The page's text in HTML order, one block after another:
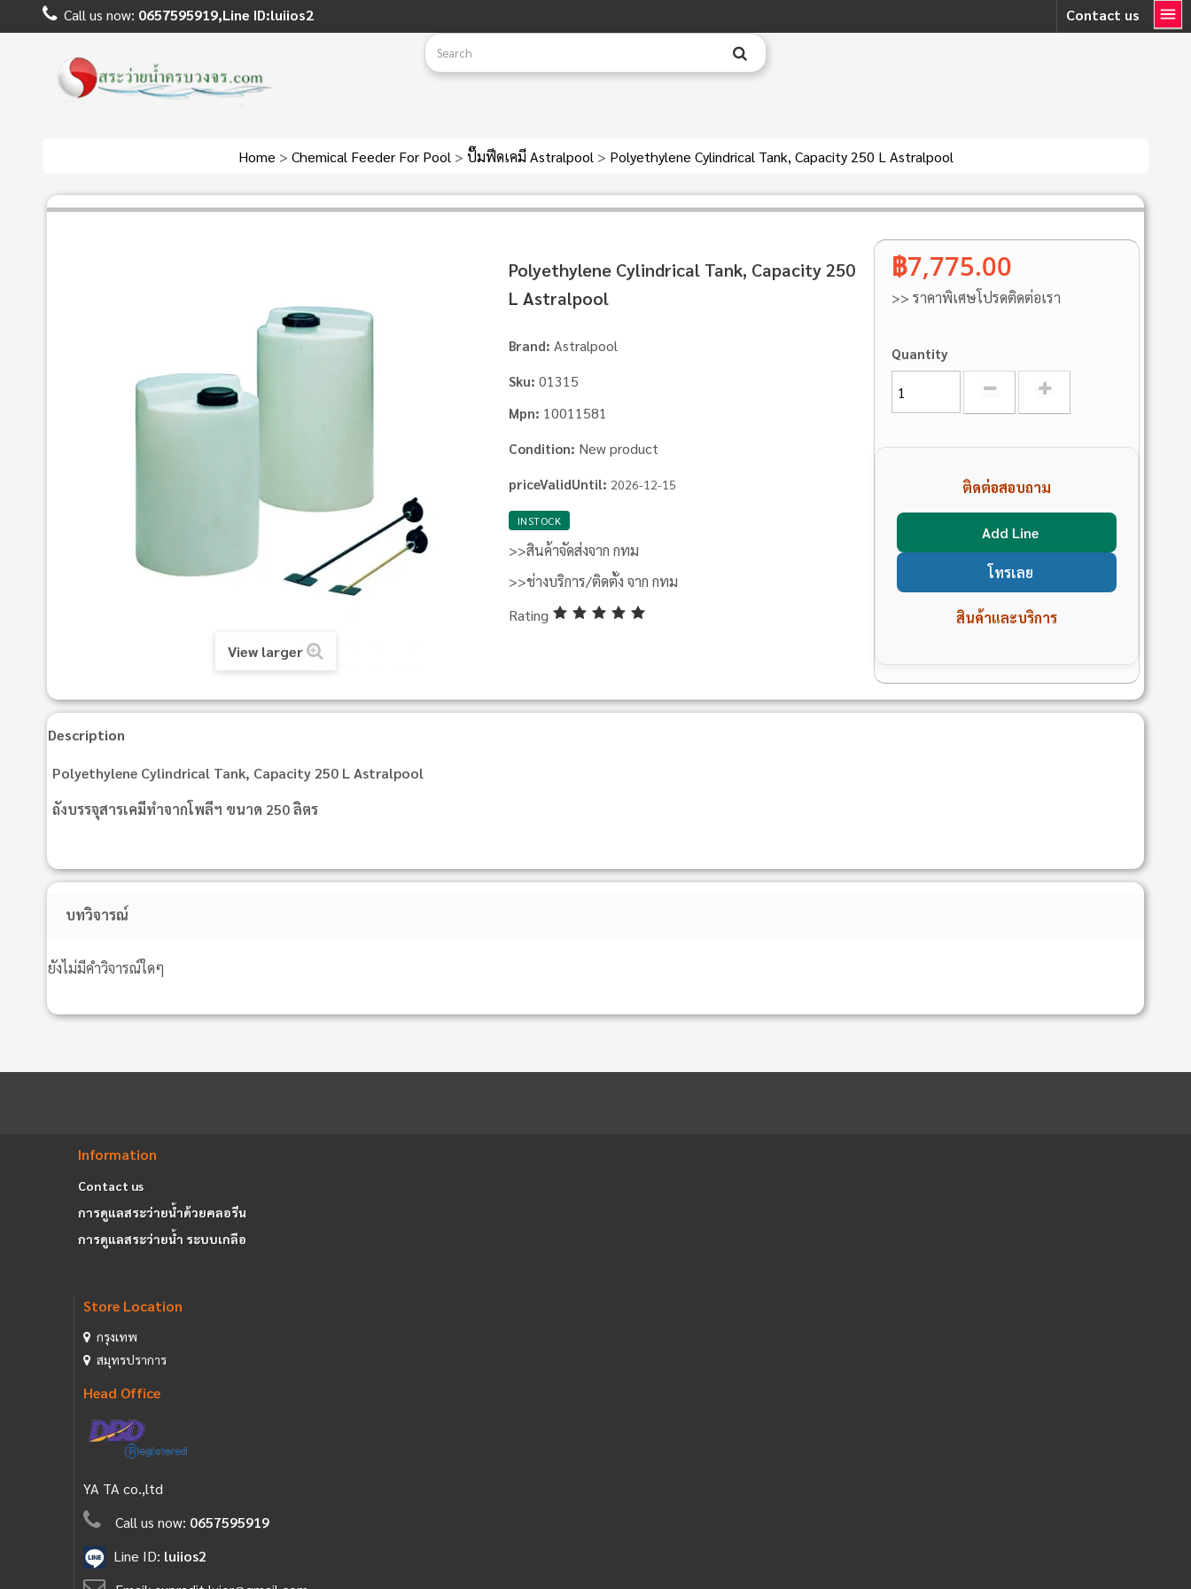
Contact us
Call us now: 0657595919,Line ID:luiios2
Home > Chemical Feeder For Pool > ปั๊มฟีดเคมี Astralpool > Polyethylene Cylindrical Tank, Capacity 250 L Astralpool
View larger
Polyethylene Cylindrical Tank, Capacity 250
L Astralpool
Brand: Astralpool
Sku: 01315
Mpn: 10011581
Condition: New product
priceValidUntil: 2026-12-15
INSTOCK
>>สินค้าจัดส่งจาก กทม
>>ช่างบริการ/ติดตั้ง จาก กทม
Rating
฿7,775.00
>> ราคาพิเศษโปรดติดต่อเรา
Quantity
ติดต่อสอบถาม
Add Line
โทรเลย
สินค้าและบริการ
Description
Polyethylene Cylindrical Tank, Capacity 250 L Astralpool
ถังบรรจุสารเคมีทําจากโพลีฯ ขนาด 250 ลิตร
บทวิจารณ์
ยังไม่มีคำวิจารณ์ใดๆ
Information
Contact us
การดูแลสระว่ายน้ำด้วยคลอรีน
การดูแลสระว่ายน้ำ ระบบเกลือ
Store Location
กรุงเทพ
สมุทรปราการ
Head Office
YA TA co.,ltd
Call us now: 0657595919
Line ID: luiios2